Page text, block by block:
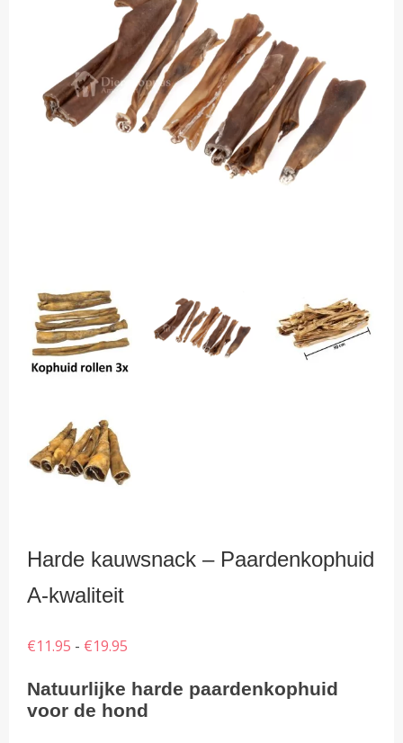
Harde kauwsnack – Paardenkophuid
A-kwaliteit
€11.95 - €19.95
tot
€19.95
Natuurlijke harde paardenkophuid
voor de hond